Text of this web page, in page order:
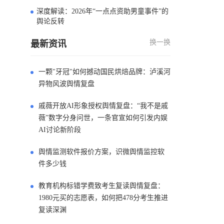
深度解读：2026年“一点点资助男童事件”的
舆论反转
最新资讯 换一换
一颗"牙冠"如何撼动国民烘焙品牌：泸溪河
异物风波舆情复盘
戚薇开放AI形象授权舆情复盘：“我不是戚
薇”数字分身问世，一条官宣如何引发内娱
AI讨论新阶段
舆情监测软件报价方案，识微舆情监控软
件多少钱
教育机构标错学费致考生复读舆情复盘：
1980元买的志愿表，如何把478分考生推进
复读深渊